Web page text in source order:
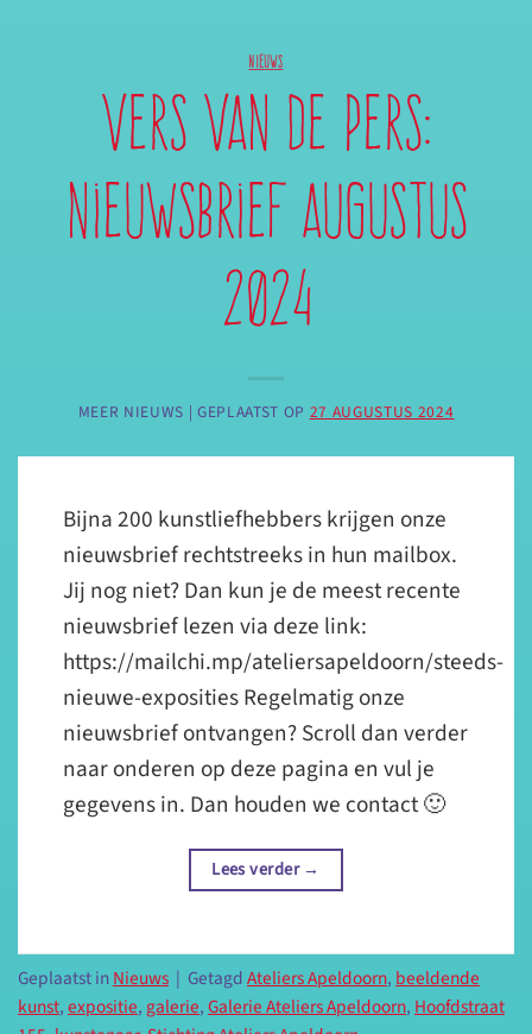
NIEUWS
Vers van de pers:
nieuwsbrief augustus
2024
MEER NIEUWS | GEPLAATST OP 27 AUGUSTUS 2024
Bijna 200 kunstliefhebbers krijgen onze
nieuwsbrief rechtstreeks in hun mailbox.
Jij nog niet? Dan kun je de meest recente
nieuwsbrief lezen via deze link:
https://mailchi.mp/ateliersapeldoorn/steeds-
nieuwe-exposities Regelmatig onze
nieuwsbrief ontvangen? Scroll dan verder
naar onderen op deze pagina en vul je
gegevens in. Dan houden we contact 🙂
Lees verder→
Geplaatst inNieuws | GetagdAteliers Apeldoorn, beeldende
kunst,expositie, galerie,Galerie Ateliers Apeldoorn, Hoofdstraat